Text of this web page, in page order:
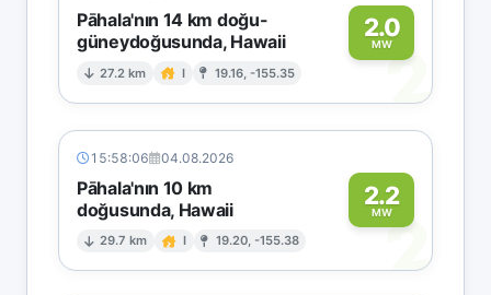
Pāhala'nın 14 km doğu-
güneydoğusunda, Hawaii
27.2 km I 19.16, -155.35
2.0
MW
2
15:58:06 04.08.2026
Pāhala'nın 10 km
doğusunda, Hawaii
29.7 km I 19.20, -155.38
2.2
MW2